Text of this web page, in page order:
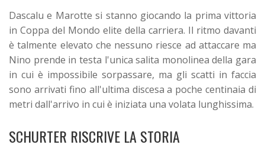
Dascalu e Marotte si stanno giocando la prima vittoria
in Coppa del Mondo elite della carriera. Il ritmo davanti
è talmente elevato che nessuno riesce ad attaccare ma
Nino prende in testa l'unica salita monolinea della gara
in cui è impossibile sorpassare, ma gli scatti in faccia
sono arrivati fino all'ultima discesa a poche centinaia di
metri dall'arrivo in cui è iniziata una volata lunghissima.
SCHURTER RISCRIVE LA STORIA